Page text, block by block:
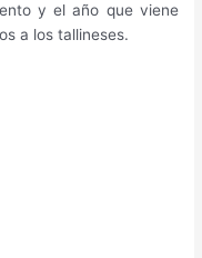
y el año que viene
a los tallineses.